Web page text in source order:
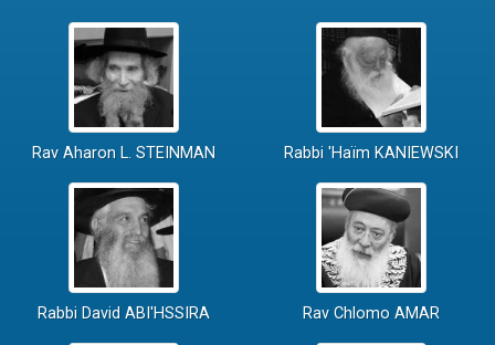
Rav Aharon L. STEINMAN Rabbi 'Haïm KANIEWSKI
Rabbi David ABI'HSSIRA Rav Chlomo AMAR